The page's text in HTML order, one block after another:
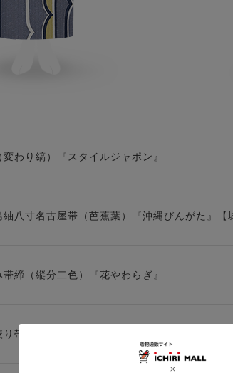
変わり縞）『スタイルジャポン』
紬八寸名古屋帯（芭蕉葉）『沖縄びんがた』【
帯締（縦分二色）『花やわらぎ』
り帯揚（網目）【加藤萬】